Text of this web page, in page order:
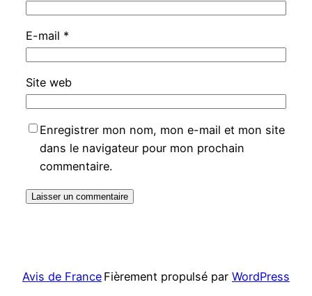
E-mail *
Site web
Enregistrer mon nom, mon e-mail et mon site
dans le navigateur pour mon prochain
commentaire.
Avis de France Fièrement propulsé par WordPress